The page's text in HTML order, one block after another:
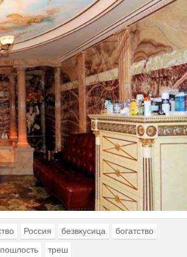
Россия безвкусица
богатство
пошлость треш